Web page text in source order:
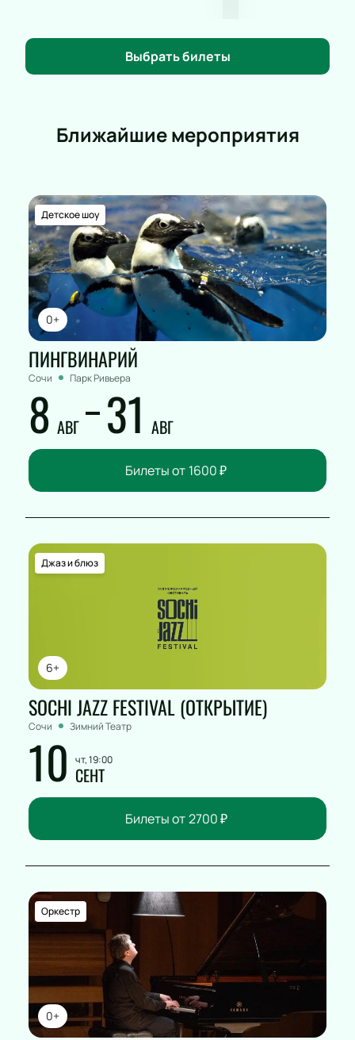
забронировать места заранее и обеспечить себе
незабываемый вечер. Посетите наш сайт, чтобы
купить билеты на наш концерт и насладиться
Выбрать билеты
Ближайшие мероприятия
0+
Детское шоу
ПИНГВИНАРИЙ
Сочи Парк Ривьера
8 АВГ 31 АВГ
Билеты от 1600₽
6+
Джаз и блюз
SOCHI JAZZ FESTIVAL (ОТКРЫТИЕ)
Сочи Зимний Театр
10 чт, 19:00
СЕНТ
Билеты от 2700₽
0+
Оркестр